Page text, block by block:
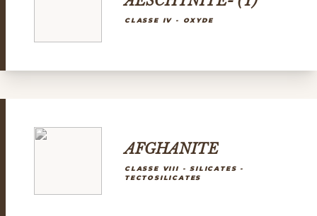
CLASSE IV - OXYDE
AFGHANITE
CLASSE VIII - SILICATES -
TECTOSILICATES